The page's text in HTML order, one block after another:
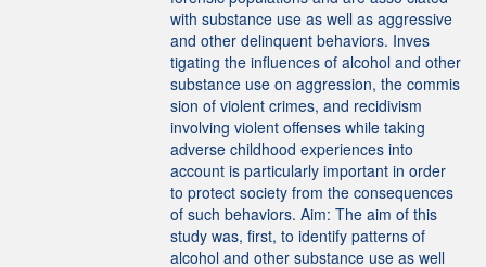
with substance use as well as aggressive
and other delinquent behaviors. Inves
tigating the influences of alcohol and other
substance use on aggression, the commis
sion of violent crimes, and recidivism
involving violent offenses while taking
adverse childhood experiences into
account is particularly important in order
to protect society from the consequences
of such behaviors. Aim: The aim of this
study was, first, to identify patterns of
alcohol and other substance use as well